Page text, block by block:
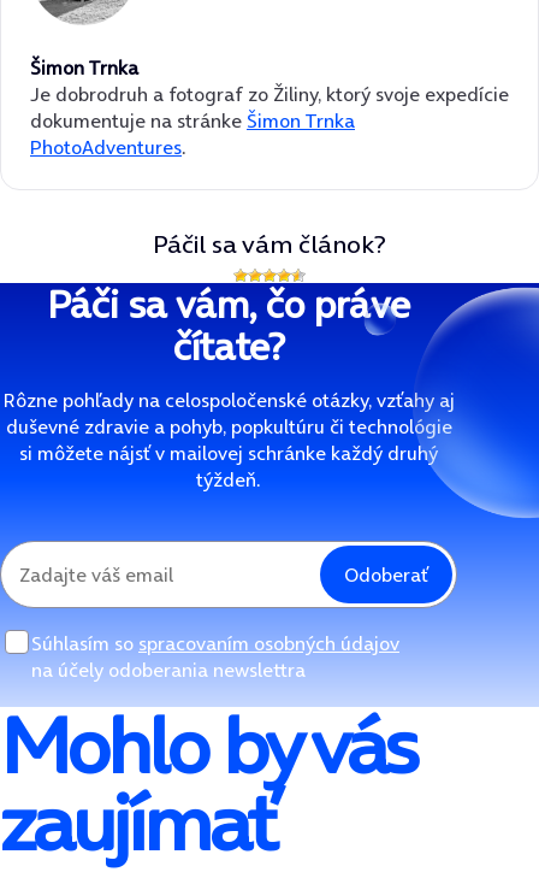
Šimon Trnka
Je dobrodruh a fotograf zo Žiliny, ktorý svoje expedície
dokumentuje na stránke Šimon Trnka
PhotoAdventures.
Páčil sa vám článok?
Páči sa vám, čo práve
čítate?
Rôzne pohľady na celospoločenské otázky, vzťahy aj
duševné zdravie a pohyb, popkultúru či technológie
si môžete nájsť v mailovej schránke každý druhý
týždeň.
Odoberať
Súhlasím so spracovaním osobných údajov
na účely odoberania newslettra
Mohlo by vás
zaujímať